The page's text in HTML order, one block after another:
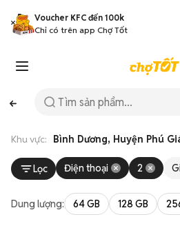
Voucher KFC đến 100k
Chỉ có trên app Chợ Tốt
Khu vực: Bình Dương, Huyện Phú
Lọc Điện thoại 2
Dung lượng: 64 GB 128 GB